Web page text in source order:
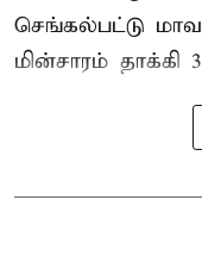
செங்கல்பட்டு
மின்சாரம் தாக்கி